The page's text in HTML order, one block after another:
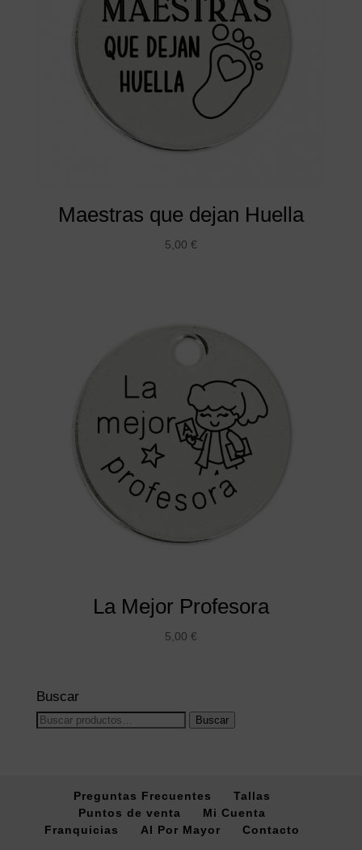
Maestras que dejan Huella
5,00 €
La Mejor Profesora
5,00 €
Buscar
Buscar
Buscar
Preguntas Frecuentes
Tallas
Puntos de venta
Mi Cuenta
Franquicias
Al Por Mayor Contacto